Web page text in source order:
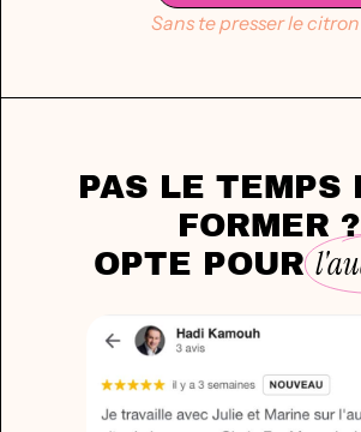
Sans te presser le
PAS LE TEMPS
FORMER ?
OPTE POUR